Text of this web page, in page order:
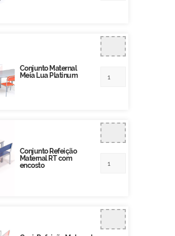
Conjunto Maternal
Meia Lua Platinum
Conjunto Refeição
Maternal RT com
encosto